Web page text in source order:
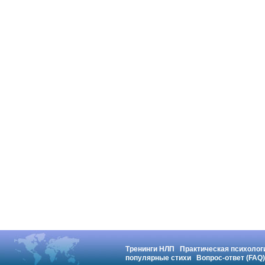
Тренинги НЛП
Практическая
популярные стихи
Вопрос-ответ (FAQ)